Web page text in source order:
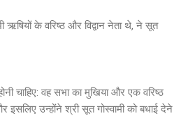
के वरिष्ठ और विद्वान नेता थे, ने सूत
चाहिए: वह सभा का मुखिया और एक वरिष्ठ
इसलिए उन्होंने श्री सूत गोस्वामी को बधाई देने